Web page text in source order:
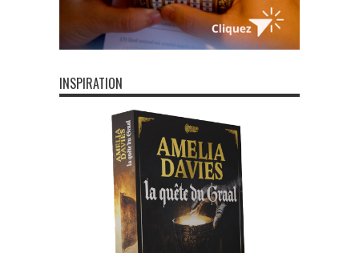
INSPIRATION